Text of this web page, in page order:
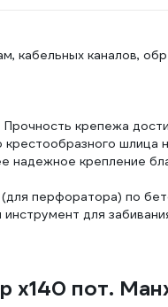
кабельных каналов,
крепежа
шлица
надежное крепление
перфоратора) по
для
x140 пот.